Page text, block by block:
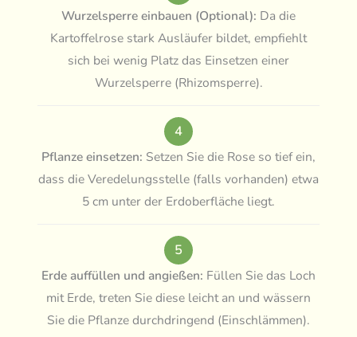
Wurzelsperre einbauen (Optional): Da die
Kartoffelrose stark Ausläufer bildet, empfiehlt
sich bei wenig Platz das Einsetzen einer
Wurzelsperre (Rhizomsperre).
4
Pflanze einsetzen: Setzen Sie die Rose so tief ein,
dass die Veredelungsstelle (falls vorhanden) etwa
5 cm unter der Erdoberfläche liegt.
5
Erde auffüllen und angießen: Füllen Sie das Loch
mit Erde, treten Sie diese leicht an und wässern
Sie die Pflanze durchdringend (Einschlämmen).